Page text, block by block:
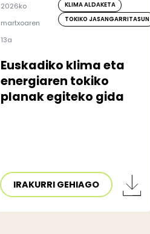
2026ko
martxoaren
13a
KLIMA ALDAKETA
TOKIKO JASANGARRITASUN
Euskadiko klima eta
energiaren tokiko
planak egiteko gida
IRAKURRI GEHIAGO